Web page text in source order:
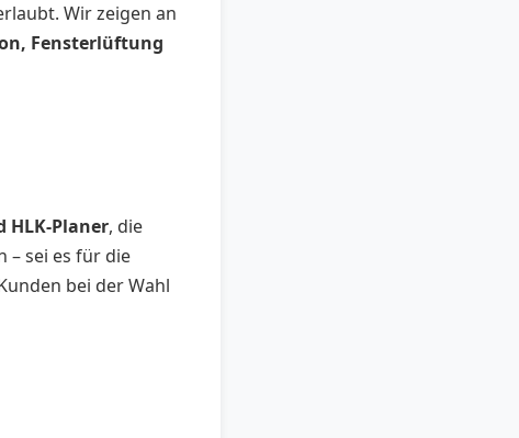
Wir zeigen an
Fensterlüftung
HLK-Planer, die
– sei es für die
bei der Wahl